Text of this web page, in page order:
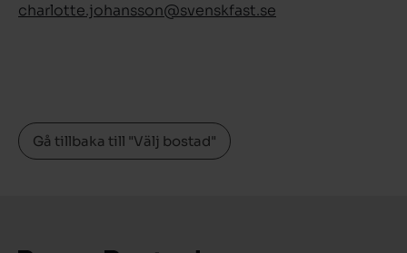
charlotte.johansson­@svenskfast.se
Gå tillbaka till "Välj bostad"